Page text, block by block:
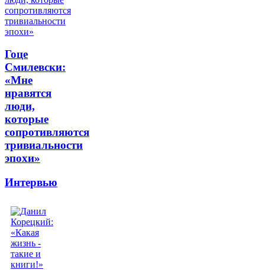
Гоце
Смилевски:
«Мне
нравятся
люди,
которые
сопротивляются
тривиальности
эпохи»
Интервью